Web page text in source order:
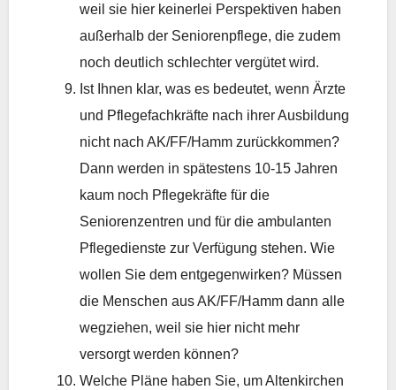
weil sie hier keinerlei Perspektiven haben
außerhalb der Seniorenpflege, die zudem
noch deutlich schlechter vergütet wird.
Ist Ihnen klar, was es bedeutet, wenn Ärzte
und Pflegefachkräfte nach ihrer Ausbildung
nicht nach AK/FF/Hamm zurückkommen?
Dann werden in spätestens 10-15 Jahren
kaum noch Pflegekräfte für die
Seniorenzentren und für die ambulanten
Pflegedienste zur Verfügung stehen. Wie
wollen Sie dem entgegenwirken? Müssen
die Menschen aus AK/FF/Hamm dann alle
wegziehen, weil sie hier nicht mehr
versorgt werden können?
Welche Pläne haben Sie, um Altenkirchen